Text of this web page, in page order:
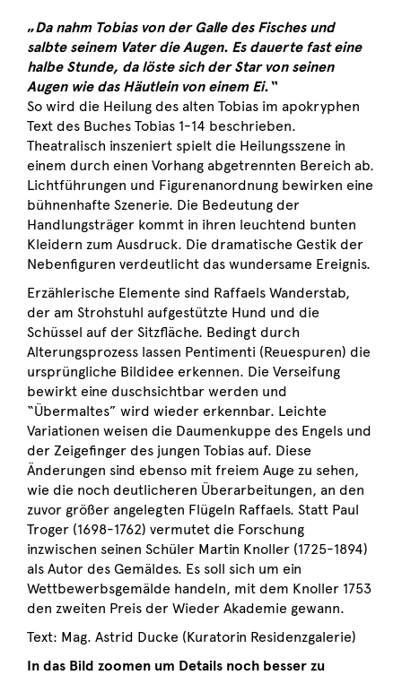
„Da nahm Tobias von der Galle des Fisches und
salbte seinem Vater die Augen. Es dauerte fast eine
halbe Stunde, da löste sich der Star von seinen
Augen wie das Häutlein von einem Ei.“
So wird die Heilung des alten Tobias im apokryphen
Text des Buches Tobias 1-14 beschrieben.
Theatralisch inszeniert spielt die Heilungsszene in
einem durch einen Vorhang abgetrennten Bereich ab.
Lichtführungen und Figurenanordnung bewirken eine
bühnenhafte Szenerie. Die Bedeutung der
Handlungsträger kommt in ihren leuchtend bunten
Kleidern zum Ausdruck. Die dramatische Gestik der
Nebenfiguren verdeutlicht das wundersame Ereignis.
Erzählerische Elemente sind Raffaels Wanderstab,
der am Strohstuhl aufgestützte Hund und die
Schüssel auf der Sitzfläche. Bedingt durch
Alterungsprozess lassen Pentimenti (Reuespuren) die
ursprüngliche Bildidee erkennen. Die Verseifung
bewirkt eine duschsichtbar werden und
“Übermaltes” wird wieder erkennbar. Leichte
Variationen weisen die Daumenkuppe des Engels und
der Zeigefinger des jungen Tobias auf. Diese
Änderungen sind ebenso mit freiem Auge zu sehen,
wie die noch deutlicheren Überarbeitungen, an den
zuvor größer angelegten Flügeln Raffaels. Statt Paul
Troger (1698-1762) vermutet die Forschung
inzwischen seinen Schüler Martin Knoller (1725-1894)
als Autor des Gemäldes. Es soll sich um ein
Wettbewerbsgemälde handeln, mit dem Knoller 1753
den zweiten Preis der Wieder Akademie gewann.
Text: Mag. Astrid Ducke (Kuratorin Residenzgalerie)
In das Bild zoomen um Details noch besser zu